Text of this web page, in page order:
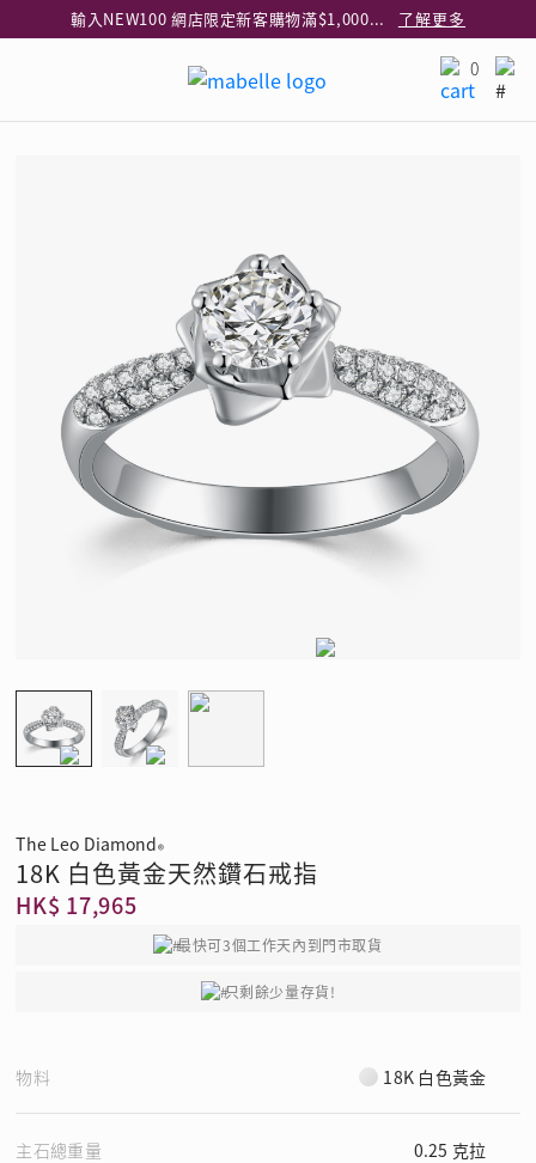
輸入NEW100 網店限定新客購物滿$1,000減$100
了解更多
指定純銀動物耳環2件享7折
0
The Leo Diamond®
18K 白色黃金天然鑽石戒指
HK$ 17,965
最快可3個工作天內到門市取貨
只剩餘少量存貨!
物料 18K 白色黃金
主石總重量 0.25 克拉